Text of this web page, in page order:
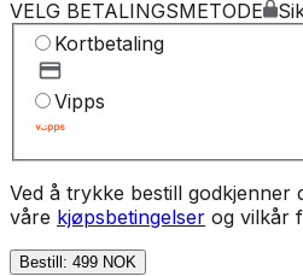
VELG BETALINGSMETODE
Kortbetaling
Vipps
Ved å trykke bestill godkjenner
våre kjøpsbetingelser og vilkår
Bestill: 499 NOK